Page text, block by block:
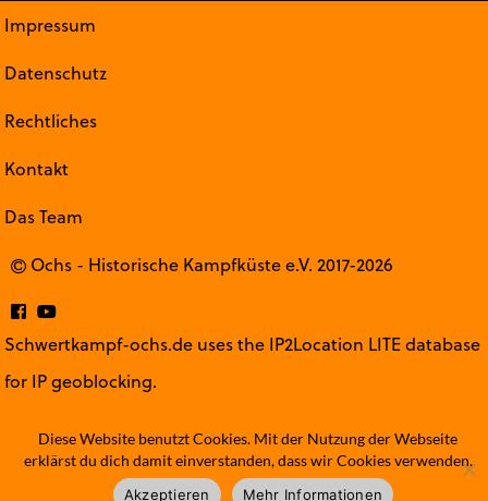
Impressum
Datenschutz
Rechtliches
Kontakt
Das Team
Ochs - Historische Kampfküste e.V. 2017-2026
Schwertkampf-ochs.de uses the IP2Location LITE database
for IP geoblocking.
Diese Website benutzt Cookies. Mit der Nutzung der Webseite
erklärst du dich damit einverstanden, dass wir Cookies verwenden.
Akzeptieren Mehr Informationen